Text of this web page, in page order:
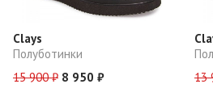
Clays
Полуботинки
15 900 ₽ 8 950 ₽
13